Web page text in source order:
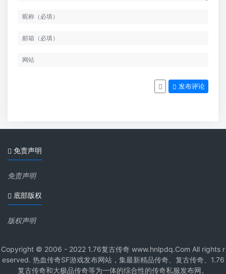
发布评论
免责声明
免责声明
底部版权
版权声明
Copyright © 2006 - 2022 1.76复古传奇 www.hnlpdq.Com All rights r
eserved. 热血传奇SF游戏发布网站，集最新精品传奇、复古传奇、1.76
复古传奇和大极品传奇等为一体的综合性的传奇私服发布网。